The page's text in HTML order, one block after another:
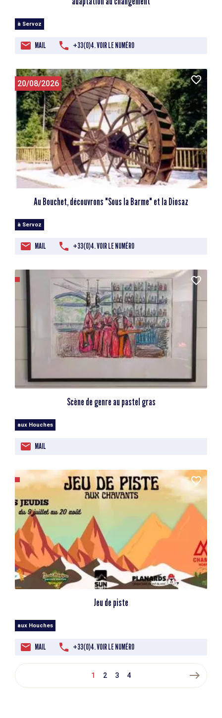
à Servoz
MAIL +33(0)4. VOIR LE NUMÉRO
20/08/2026
Au Bouchet, découvrons "Sous la Barme" et la Diosaz
à Servoz
MAIL +33(0)4. VOIR LE NUMÉRO
Scène de genre au pastel gras
aux Houches
MAIL
Jeu de piste
aux Houches
MAIL +33(0)4. VOIR LE NUMÉRO
1 2 3 4 east